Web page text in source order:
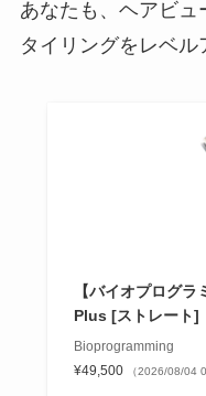
あなたも、ヘアビュ
タイリングをレベル
【バイオプログ
Plus [ストレート]
Bioprogramming
¥49,500
（2026/08/04